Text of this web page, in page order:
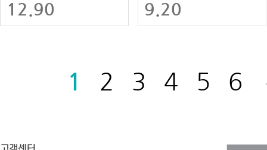
12.90
9.20
1 2 3 4 5 6